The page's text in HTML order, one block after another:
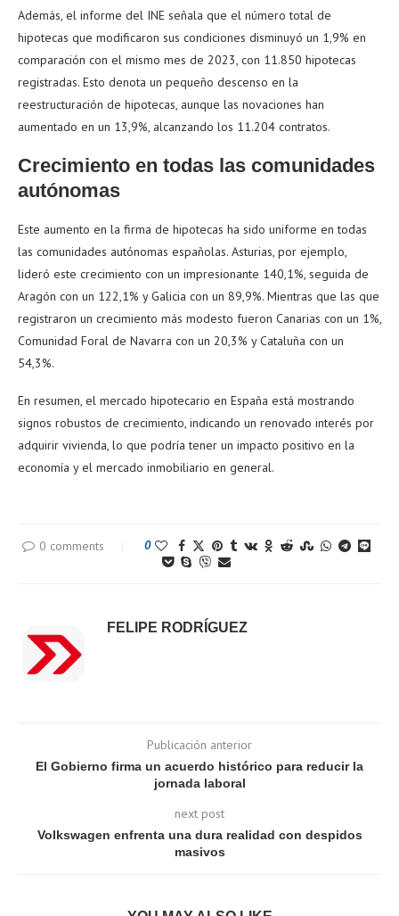
Además, el informe del INE señala que el número total de
hipotecas que modificaron sus condiciones disminuyó un 1,9% en
comparación con el mismo mes de 2023, con 11.850 hipotecas
registradas. Esto denota un pequeño descenso en la
reestructuración de hipotecas, aunque las novaciones han
aumentado en un 13,9%, alcanzando los 11.204 contratos.
Crecimiento en todas las comunidades
autónomas
Este aumento en la firma de hipotecas ha sido uniforme en todas
las comunidades autónomas españolas. Asturias, por ejemplo,
lideró este crecimiento con un impresionante 140,1%, seguida de
Aragón con un 122,1% y Galicia con un 89,9%. Mientras que las que
registraron un crecimiento más modesto fueron Canarias con un 1%,
Comunidad Foral de Navarra con un 20,3% y Cataluña con un
54,3%.
En resumen, el mercado hipotecario en España está mostrando
signos robustos de crecimiento, indicando un renovado interés por
adquirir vivienda, lo que podría tener un impacto positivo en la
economía y el mercado inmobiliario en general.
0 comments 0
FELIPE RODRÍGUEZ
Publicación anterior
El Gobierno firma un acuerdo histórico para reducir la
jornada laboral
next post
Volkswagen enfrenta una dura realidad con despidos
masivos